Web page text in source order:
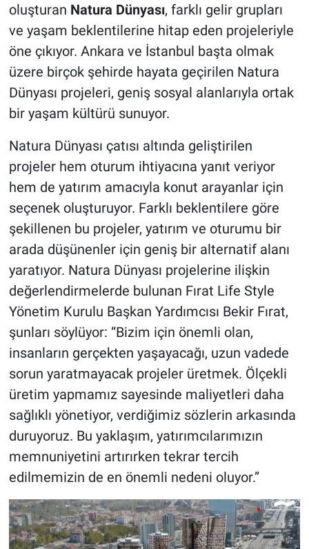
oluşturan Natura Dünyası, farklı gelir grupları
ve yaşam beklentilerine hitap eden projeleriyle
öne çıkıyor. Ankara ve İstanbul başta olmak
üzere birçok şehirde hayata geçirilen Natura
Dünyası projeleri, geniş sosyal alanlarıyla ortak
bir yaşam kültürü sunuyor.
Natura Dünyası çatısı altında geliştirilen
projeler hem oturum ihtiyacına yanıt veriyor
hem de yatırım amacıyla konut arayanlar için
seçenek oluşturuyor. Farklı beklentilere göre
şekillenen bu projeler, yatırım ve oturumu bir
arada düşünenler için geniş bir alternatif alanı
yaratıyor. Natura Dünyası projelerine ilişkin
değerlendirmelerde bulunan Fırat Life Style
Yönetim Kurulu Başkan Yardımcısı Bekir Fırat,
şunları söylüyor: “Bizim için önemli olan,
insanların gerçekten yaşayacağı, uzun vadede
sorun yaratmayacak projeler üretmek. Ölçekli
üretim yapmamız sayesinde maliyetleri daha
sağlıklı yönetiyor, verdiğimiz sözlerin arkasında
duruyoruz. Bu yaklaşım, yatırımcılarımızın
memnuniyetini artırırken tekrar tercih
edilmemizin de en önemli nedeni oluyor.”